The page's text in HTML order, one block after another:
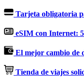
Tarjeta obligatoria
eSIM con Internet:
El mejor cambio de
Tienda de viajes